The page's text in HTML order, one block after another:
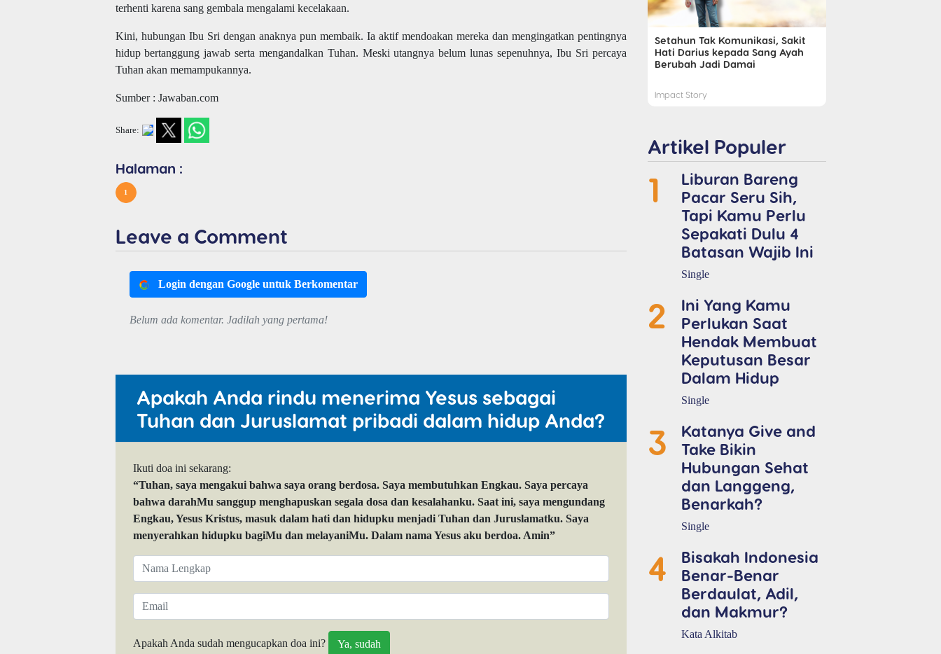
terhenti karena sang gembala mengalami kecelakaan.
Kini, hubungan Ibu Sri dengan anaknya pun membaik. Ia aktif mendoakan mereka dan mengingatkan pentingnya
hidup bertanggung jawab serta mengandalkan Tuhan. Meski utangnya belum lunas sepenuhnya, Ibu Sri percaya
Tuhan akan memampukannya.
Sumber : Jawaban.com
Share:
Halaman :
1
Leave a Comment
Login dengan Google untuk Berkomentar
Belum ada komentar. Jadilah yang pertama!
Apakah Anda rindu menerima Yesus sebagai
Tuhan dan Juruslamat pribadi dalam hidup Anda?
Ikuti doa ini sekarang:
“Tuhan, saya mengakui bahwa saya orang berdosa. Saya membutuhkan Engkau. Saya percaya
bahwa darahMu sanggup menghapuskan segala dosa dan kesalahanku. Saat ini, saya mengundang
Engkau, Yesus Kristus, masuk dalam hati dan hidupku menjadi Tuhan dan Juruslamatku. Saya
menyerahkan hidupku bagiMu dan melayaniMu. Dalam nama Yesus aku berdoa. Amin”
Apakah Anda sudah mengucapkan doa ini?
Setahun Tak Komunikasi, Sakit
Hati Darius kepada Sang Ayah
Berubah Jadi Damai
Impact Story
Artikel Populer
1
Liburan Bareng
Pacar Seru Sih,
Tapi Kamu Perlu
Sepakati Dulu 4
Batasan Wajib Ini
Single
2
Ini Yang Kamu
Perlukan Saat
Hendak Membuat
Keputusan Besar
Dalam Hidup
Single
3
Katanya Give and
Take Bikin
Hubungan Sehat
dan Langgeng,
Benarkah?
Single
4
Bisakah Indonesia
Benar-Benar
Berdaulat, Adil,
dan Makmur?
Kata Alkitab